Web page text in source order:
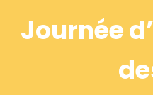
Journée